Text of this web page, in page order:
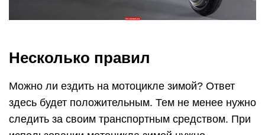
Несколько правил
Можно ли ездить на мотоцикле зимой? Ответ
здесь будет положительным. Тем не менее нужно
следить за своим транспортным средством. При